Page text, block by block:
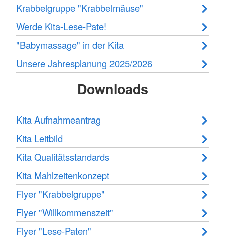
Krabbelgruppe "Krabbelmäuse"
Werde Kita-Lese-Pate!
"Babymassage" in der Kita
Unsere Jahresplanung 2025/2026
Downloads
Kita Aufnahmeantrag
Kita Leitbild
Kita Qualitätsstandards
Kita Mahlzeitenkonzept
Flyer "Krabbelgruppe"
Flyer "Willkommenszeit"
Flyer "Lese-Paten"